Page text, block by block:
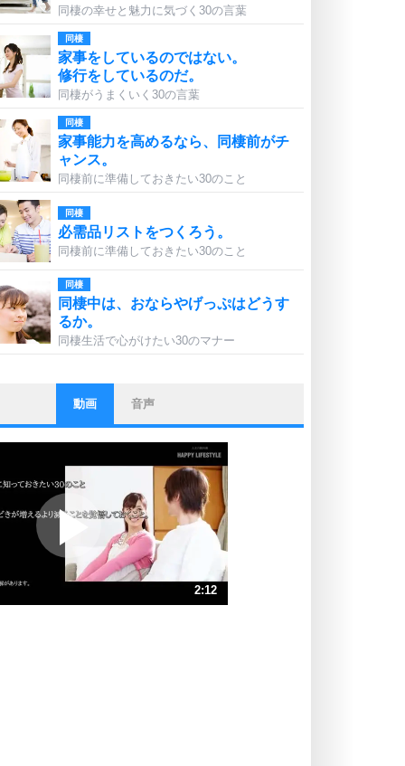
同棲の幸せと魅力に気づく30の言葉
同棲
家事をしているのではない。
修行をしているのだ。
同棲がうまくいく30の言葉
同棲
家事能力を高めるなら、同棲前がチ
ャンス。
同棲前に準備しておきたい30のこと
同棲
必需品リストをつくろう。
同棲前に準備しておきたい30のこと
同棲
同棲中は、おならやげっぷはどうす
るか。
同棲生活で心がけたい30のマナー
ストレス対策
他人と比べない。
いっそのこと、他人を見ない。
いらいらしない人になる30の方法
プラス思考
ポジティブになれない原因は、行動
しないから。
ポジティブ思考になる30の方法
ストレス対策
動画 音声
2:12